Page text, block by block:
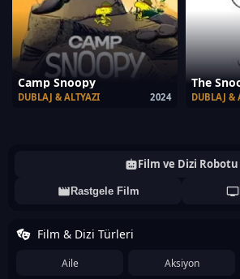
Camp Snoopy
2024
DUBLAJ & ALTYAZI
The
DUBLAJ &
Film ve Dizi Robotu
Rastgele Film
Film & Dizi Türleri
Aile Aksiyon